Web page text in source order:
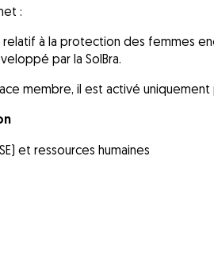
:
à la protection des femmes
par la SolBra.
membre, il est activé
et ressources humaines